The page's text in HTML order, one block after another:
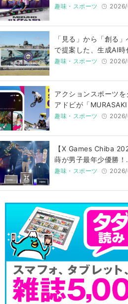
趣味・スポーツ
「見る」から「創る
で提案した、生成AI
趣味・スポーツ
アクションスポーツを
アドビが「
趣味・スポーツ
【X Games Chiba
蒔が男子最年少優勝
趣味・スポーツ